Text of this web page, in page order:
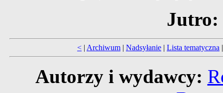
Jutro:
< | Archiwum | Nadsyłanie | Lista tematyczna
Autorzy i wydawcy: